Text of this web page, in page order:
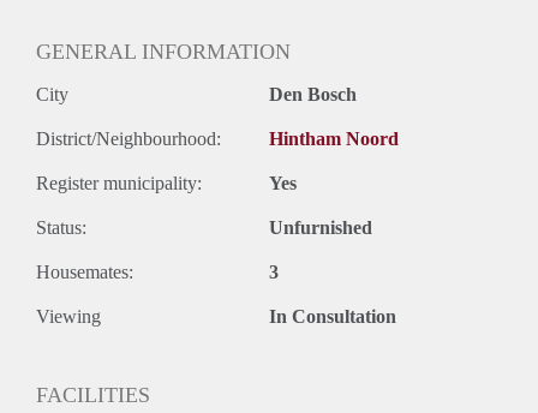
GENERAL INFORMATION
City Den Bosch
District/Neighbourhood: Hintham Noord
Register municipality: Yes
Status: Unfurnished
Housemates: 3
Viewing In Consultation
FACILITIES